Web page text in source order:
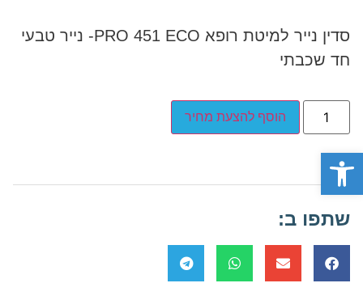
פתח סרגל נגישות
סדין נייר למיטת רופא PRO 451 ECO- נייר טבעי
חד שכבתי
הוסף להצעת מחיר
שתפו ב: